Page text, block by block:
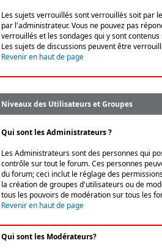
Les sujets verrouillés sont verrouillés soit par
par l'administrateur. Vous ne pouvez pas
verrouillés et les sondages qui y sont
Les sujets de discussions peuvent être
Revenir en haut de page
Niveaux des Utilisateurs et Groupes
Qui sont les Administrateurs ?
Les Administrateurs sont des personnes qui
contrôle sur tout le forum. Ces personnes
du forum; ceci inclut le réglage des
la création de groupes d'utilisateurs ou de
tous les pouvoirs de modération sur tous les
Revenir en haut de page
Qui sont les Modérateurs?